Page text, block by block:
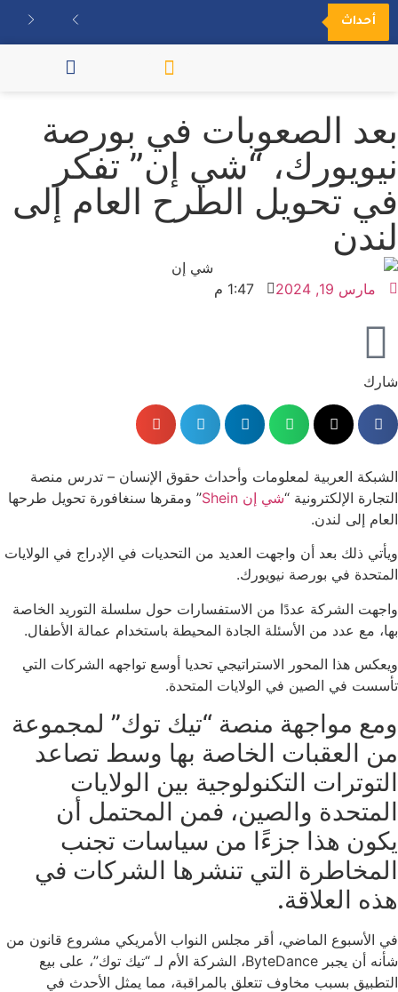
أحداث
بعد الصعوبات في بورصة
نيويورك، “شي إن” تفكر
في تحويل الطرح العام إلى
لندن
مارس 19, 2024 1:47 م
شارك
الشبكة العربية لمعلومات وأحداث حقوق الإنسان – تدرس منصة
التجارة الإلكترونية “شي إن Shein
” ومقرها سنغافورة تحويل طرحها
العام إلى لندن.
ويأتي ذلك بعد أن واجهت العديد من التحديات في الإدراج في الولايات
المتحدة في بورصة نيويورك.
واجهت الشركة عددًا من الاستفسارات حول سلسلة التوريد الخاصة
بها، مع عدد من الأسئلة الجادة المحيطة باستخدام عمالة الأطفال.
ويعكس هذا المحور الاستراتيجي تحديا أوسع تواجهه الشركات التي
تأسست في الصين في الولايات المتحدة.
ومع مواجهة منصة “تيك توك” لمجموعة
من العقبات الخاصة بها وسط تصاعد
التوترات التكنولوجية بين الولايات
المتحدة والصين، فمن المحتمل أن
يكون هذا جزءًا من سياسات تجنب
المخاطرة التي تنشرها الشركات في
هذه العلاقة.
في الأسبوع الماضي، أقر مجلس النواب الأمريكي مشروع قانون من
شأنه أن يجبر ByteDance، الشركة الأم لـ “تيك توك”، على بيع
التطبيق بسبب مخاوف تتعلق بالمراقبة، مما يمثل الأحدث في